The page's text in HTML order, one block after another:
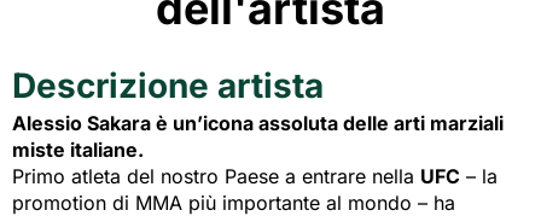
Descrizione artista
Alessio Sakara è un’icona assoluta delle arti marziali
miste italiane.
Primo atleta del nostro Paese a entrare nella UFC – la
promotion di MMA più importante al mondo – ha